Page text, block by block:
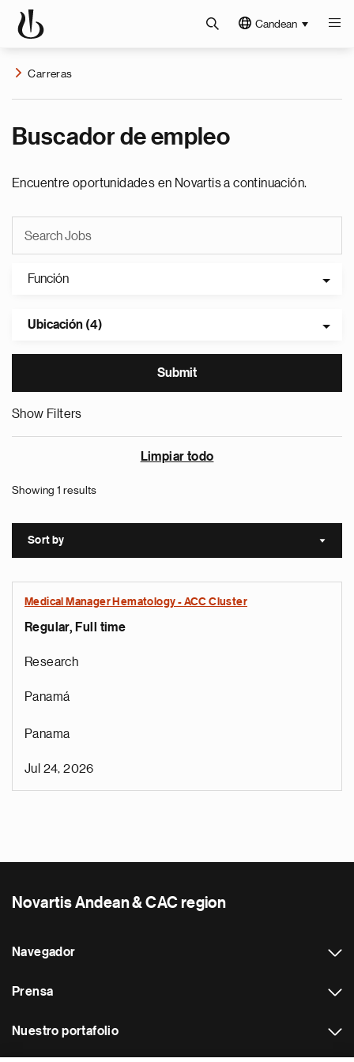
Candean
Carreras
Buscador de empleo
Encuentre oportunidades en Novartis a continuación.
Función
Ubicación (4)
Show Filters
Limpiar todo
Showing 1 results
Sort by Sort
Medical Manager Hematology - ACC Cluster
Regular, Full time
Research
Panamá
Panama
Jul 24, 2026
Novartis Andean & CAC region
Navegador
Prensa
Nuestro portafolio